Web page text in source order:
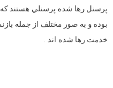
پرسنل رها شده پرسنلي هستند
بوده و به صور مختلف از جمله
خدمت رها شده اند .